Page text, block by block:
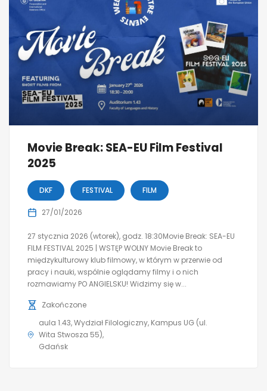
Movie Break: SEA-EU Film Festival
2025
DKF FESTIVAL FILM
27/01/2026
27 stycznia 2026 (wtorek), godz. 18:30Movie Break: SEA-EU
FILM FESTIVAL 2025 | WSTĘP WOLNY Movie Break to
międzykulturowy klub filmowy, w którym w przerwie od
pracy i nauki, wspólnie oglądamy filmy i o nich
rozmawiamy PO ANGIELSKU! Widzimy się w...
Zakończone
aula 1.43, Wydział Filologiczny, Kampus UG (ul.
Wita Stwosza 55)
Gdańsk